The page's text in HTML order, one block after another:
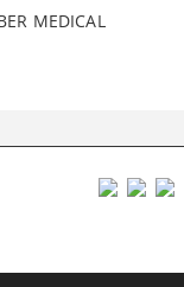
MEDICAL